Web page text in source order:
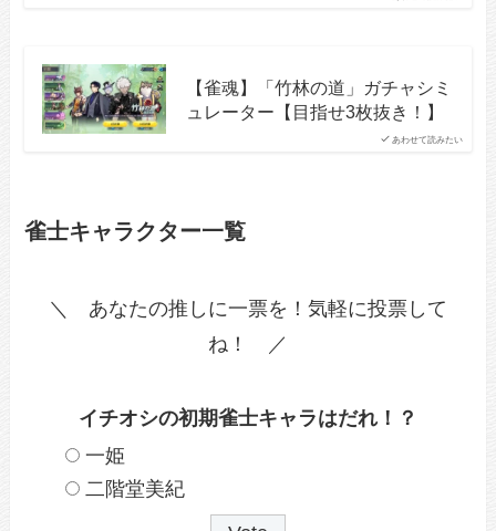
あわせて読みたい
【雀魂】「竹林の道」ガチャシミ
ュレーター【目指せ3枚抜き！】
雀士キャラクター一覧
＼ あなたの推しに一票を！気軽に投票して
ね！ ／
イチオシの初期雀士キャラはだれ！？
一姫
二階堂美紀